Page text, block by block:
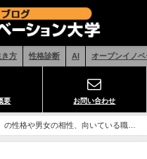
き方 性格診断 AI オープンイノ
要 お問い合わせ
の性格や男女の相性、向いている職業